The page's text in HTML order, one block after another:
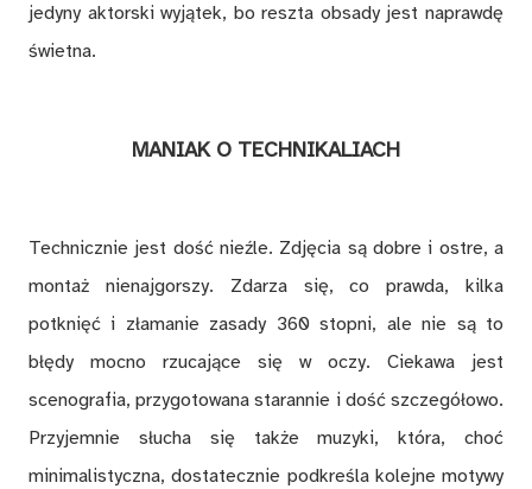
jedyny aktorski wyjątek, bo reszta obsady jest naprawdę
świetna.
MANIAK O TECHNIKALIACH
Technicznie jest dość nieźle. Zdjęcia są dobre i ostre, a
montaż nienajgorszy. Zdarza się, co prawda, kilka
potknięć i złamanie zasady 360 stopni, ale nie są to
błędy mocno rzucające się w oczy. Ciekawa jest
scenografia, przygotowana starannie i dość szczegółowo.
Przyjemnie słucha się także muzyki, która, choć
minimalistyczna, dostatecznie podkreśla kolejne motywy